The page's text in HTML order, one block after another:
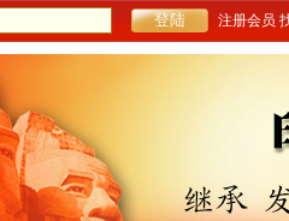
注册会员